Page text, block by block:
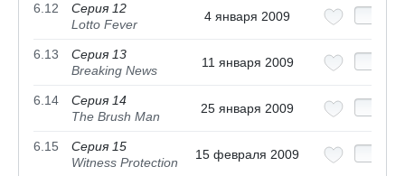
6.12
Серия 12
Lotto Fever
4 января 2009
6.13
Серия 13
Breaking News
11 января 2009
6.14
Серия 14
The Brush Man
25 января 2009
6.15
Серия 15
Witness Protection
15 февраля 2009